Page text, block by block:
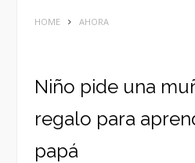
HOME AHORA
Niño pide una
regalo para
papá